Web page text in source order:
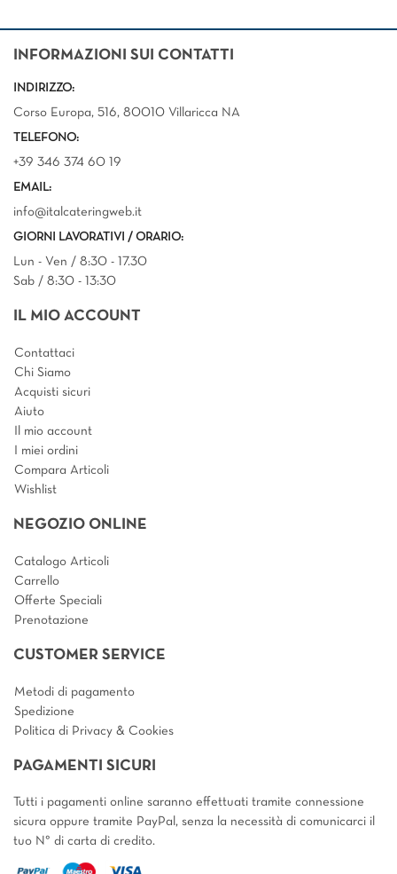
INFORMAZIONI SUI CONTATTI
INDIRIZZO:
Corso Europa, 516, 80010 Villaricca NA
TELEFONO:
+39 346 374 60 19
EMAIL:
info@italcateringweb.it
GIORNI LAVORATIVI / ORARIO:
Lun - Ven / 8:30 - 17.30
Sab / 8:30 - 13:30
IL MIO ACCOUNT
Contattaci
Chi Siamo
Acquisti sicuri
Aiuto
Il mio account
I miei ordini
Compara Articoli
Wishlist
NEGOZIO ONLINE
Catalogo Articoli
Carrello
Offerte Speciali
Prenotazione
CUSTOMER SERVICE
Metodi di pagamento
Spedizione
Politica di Privacy & Cookies
PAGAMENTI SICURI
Tutti i pagamenti online saranno effettuati tramite connessione
sicura oppure tramite PayPal, senza la necessità di comunicarci il
tuo N° di carta di credito.